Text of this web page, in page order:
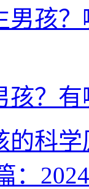
男孩
孩？
的科
：